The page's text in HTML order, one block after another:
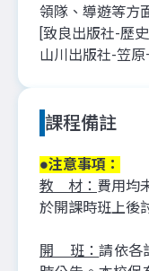
領隊、導遊等方
[致良出版社-歷
山川出版社-笠
課程備註
●注意事項：
教 材： 費用均
於開課時班上後
開 班：請依各